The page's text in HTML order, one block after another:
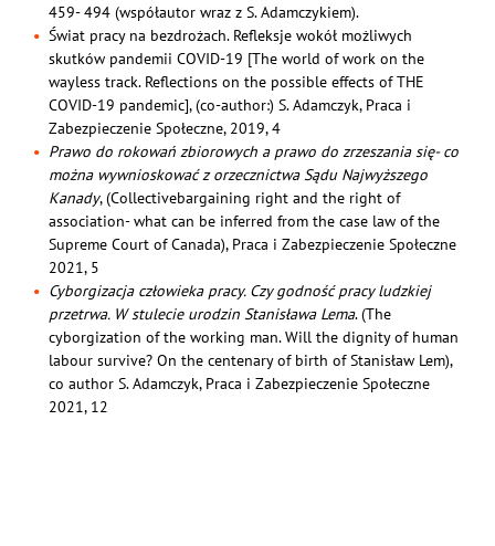
459- 494 (współautor wraz z S. Adamczykiem).
Świat pracy na bezdrożach. Refleksje wokół możliwych
skutków pandemii COVID-19 [The world of work on the
wayless track. Reflections on the possible effects of THE
COVID-19 pandemic], (co-author:) S. Adamczyk, Praca i
Zabezpieczenie Społeczne, 2019, 4
Prawo do rokowań zbiorowych a prawo do zrzeszania się- co
można wywnioskować z orzecznictwa Sądu Najwyższego
Kanady, (Collectivebargaining right and the right of
association- what can be inferred from the case law of the
Supreme Court of Canada), Praca i Zabezpieczenie Społeczne
2021, 5
Cyborgizacja człowieka pracy. Czy godność pracy ludzkiej
przetrwa. Wstulecie urodzin Stanisława Lema. (The
cyborgization of the working man. Will the dignity of human
labour survive? On the centenary of birth of Stanisław Lem),
co author S. Adamczyk, Praca i Zabezpieczenie Społeczne
2021, 12